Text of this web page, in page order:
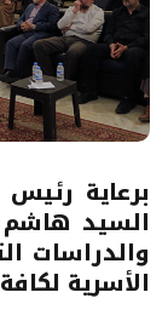
برعاية
السيد
والدراسات
الأسرية